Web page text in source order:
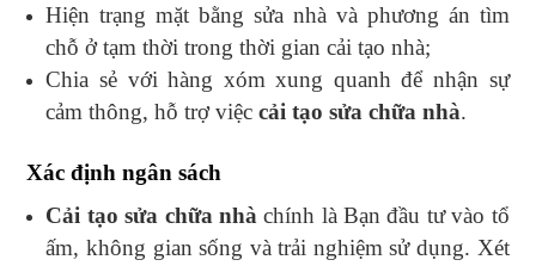
Hiện trạng mặt bằng sửa nhà và phương án tìm
chỗ ở tạm thời trong thời gian cải tạo nhà;
Chia sẻ với hàng xóm xung quanh để nhận sự
cảm thông, hỗ trợ việccải tạo sửa chữa nhà.
Xác định ngân sách
Cải tạo sửa chữa nhàchính là Bạn đầu tư vào tổ
ấm, không gian sống và trải nghiệm sử dụng. Xét